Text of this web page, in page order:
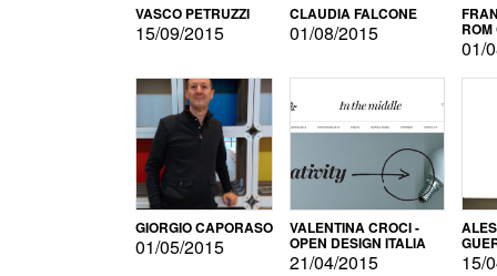
VASCO PETRUZZI
15/09/2015
CLAUDIA FALCONE
01/08/2015
01/
GIORGIO CAPORASO
01/05/2015
VALENTINA CROCI -
OPEN DESIGN ITALIA
21/04/2015 15/